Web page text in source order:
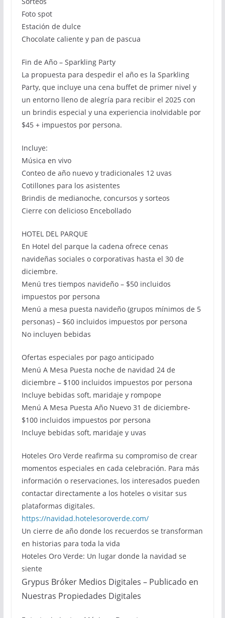
Foto spot
Estación de dulce
Chocolate caliente y pan de pascua
Fin de Año – Sparkling Party
La propuesta para despedir el año es la Sparkling
Party, que incluye una cena buffet de primer nivel y
un entorno lleno de alegría para recibir el 2025 con
un brindis especial y una experiencia inolvidable por
$45 + impuestos por persona.
Incluye:
Música en vivo
Conteo de año nuevo y tradicionales 12 uvas
Cotillones para los asistentes
Brindis de medianoche, concursos y sorteos
Cierre con delicioso Encebollado
HOTEL DEL PARQUE
En Hotel del parque la cadena ofrece cenas
navideñas sociales o corporativas hasta el 30 de
diciembre.
Menú tres tiempos navideño – $50 incluidos
impuestos por persona
Menú a mesa puesta navideño (grupos mínimos de 5
personas) – $60 incluidos impuestos por persona
No incluyen bebidas
Ofertas especiales por pago anticipado
Menú A Mesa Puesta noche de navidad 24 de
diciembre – $100 incluidos impuestos por persona
Incluye bebidas soft, maridaje y rompope
Menú A Mesa Puesta Año Nuevo 31 de diciembre-
$100 incluidos impuestos por persona
Incluye bebidas soft, maridaje y uvas
Hoteles Oro Verde reafirma su compromiso de crear
momentos especiales en cada celebración. Para más
información o reservaciones, los interesados pueden
contactar directamente a los hoteles o visitar sus
plataformas digitales.
https://navidad.hotelesoroverde.com/
Un cierre de año donde los recuerdos se transforman
en historias para toda la vida
Hoteles Oro Verde: Un lugar donde la navidad se
siente
Grypus Bróker Medios Digitales – Publicado en
Nuestras Propiedades Digitales